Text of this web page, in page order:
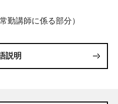
勤講師に係る部分）
説明